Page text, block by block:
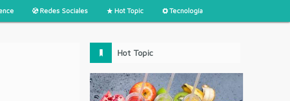
Redes Sociales Hot Topic Tecnología
Hot Topic